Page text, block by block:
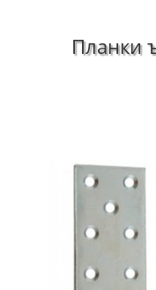
Планки